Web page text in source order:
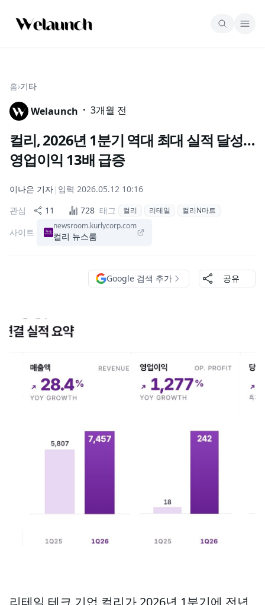
홈›기타
Welaunch · 3개월 전
컬리, 2026년 1분기 역대 최대 실적 달성…
영업이익 13배 급증
이나은 기자| 입력 2026.05.12 10:16
관심
11 728 태그 컬리 리테일 컬리N마트
사이트
newsroom.kurlycorp.com
컬리 뉴스룸
Google 검색 추가 공유
리테일 테크 기업 컬리가 2026년 1분기에 전년